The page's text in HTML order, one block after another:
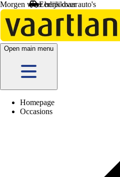
Morgen weer bereikbaar
Open main menu
Homepage
Occasions